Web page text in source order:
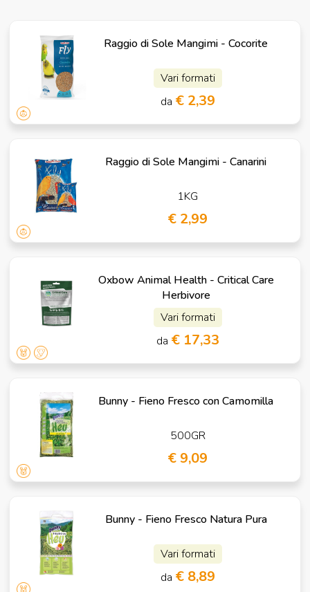
Raggio di Sole Mangimi - Cocorite
Vari formati
da € 2,39
Raggio di Sole Mangimi - Canarini
1KG
€ 2,99
Oxbow Animal Health - Critical Care
Herbivore
Vari formati
da € 17,33
Bunny - Fieno Fresco con Camomilla
500GR
€ 9,09
Bunny - Fieno Fresco Natura Pura
Vari formati
da € 8,89